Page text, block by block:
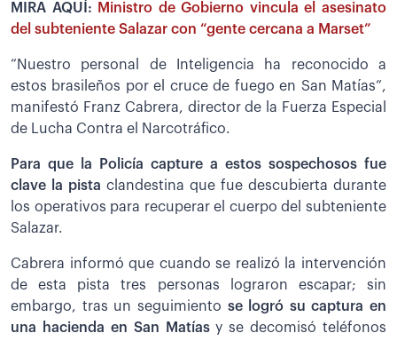
MIRA AQUÍ:
Ministro de Gobierno vincula el asesinato
del subteniente Salazar con “gente cercana a Marset”
“Nuestro personal de Inteligencia ha reconocido a
estos brasileños por el cruce de fuego en San Matías”,
manifestó Franz Cabrera, director de la Fuerza Especial
de Lucha Contra el Narcotráfico.
Para que la Policía capture a estos sospechosos fue
clave la pista clandestina que fue descubierta durante
los operativos para recuperar el cuerpo del subteniente
Salazar.
Cabrera informó que cuando se realizó la intervención
de esta pista tres personas lograron escapar; sin
embargo, tras un seguimiento se logró su captura en
una hacienda en San Matíasy se decomisó teléfonos